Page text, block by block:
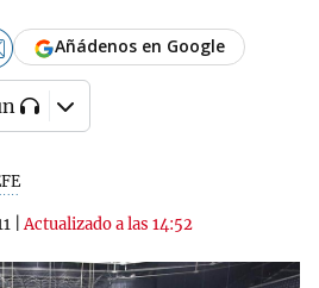
|Actualizado a las 14:52
Añádenos en Google